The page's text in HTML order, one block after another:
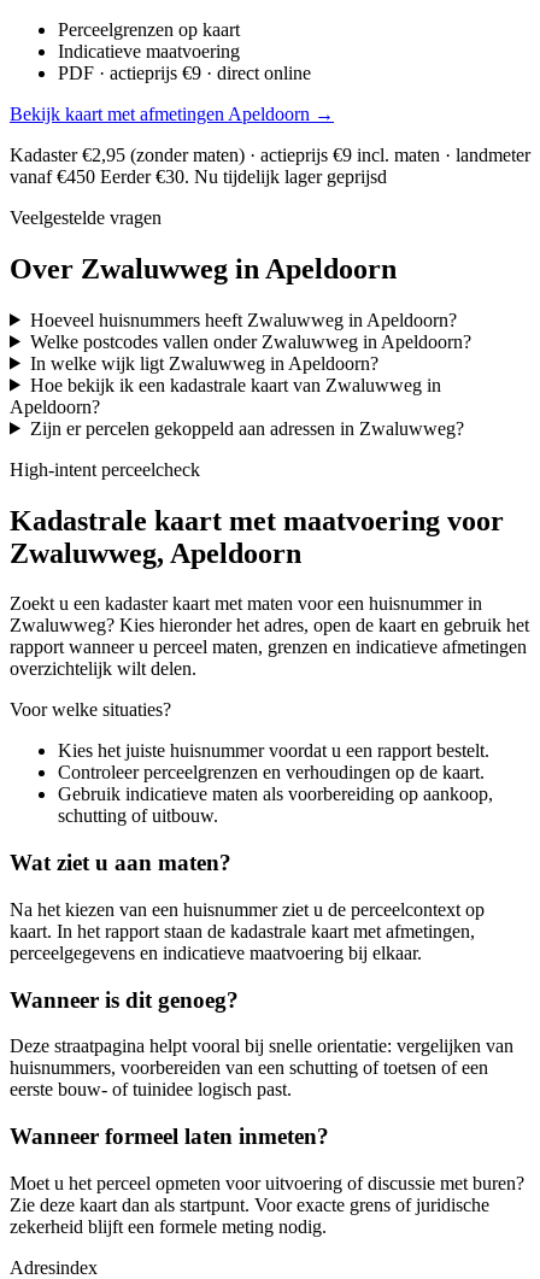
Perceelgrenzen op kaart
Indicatieve maatvoering
PDF · actieprijs €9 · direct online
Bekijk kaart met afmetingen Apeldoorn →
Kadaster €2,95 (zonder maten) · actieprijs €9 incl. maten · landmeter
vanaf €450 Eerder €30. Nu tijdelijk lager geprijsd
Veelgestelde vragen
Over Zwaluwweg in Apeldoorn
Hoeveel huisnummers heeft Zwaluwweg in Apeldoorn?
Welke postcodes vallen onder Zwaluwweg in Apeldoorn?
In welke wijk ligt Zwaluwweg in Apeldoorn?
Hoe bekijk ik een kadastrale kaart van Zwaluwweg in
Apeldoorn?
Zijn er percelen gekoppeld aan adressen in Zwaluwweg?
High-intent perceelcheck
Kadastrale kaart met maatvoering voor
Zwaluwweg, Apeldoorn
Zoekt u een kadaster kaart met maten voor een huisnummer in
Zwaluwweg? Kies hieronder het adres, open de kaart en gebruik het
rapport wanneer u perceel maten, grenzen en indicatieve afmetingen
overzichtelijk wilt delen.
Voor welke situaties?
Kies het juiste huisnummer voordat u een rapport bestelt.
Controleer perceelgrenzen en verhoudingen op de kaart.
Gebruik indicatieve maten als voorbereiding op aankoop,
schutting of uitbouw.
Wat ziet u aan maten?
Na het kiezen van een huisnummer ziet u de perceelcontext op
kaart. In het rapport staan de kadastrale kaart met afmetingen,
perceelgegevens en indicatieve maatvoering bij elkaar.
Wanneer is dit genoeg?
Deze straatpagina helpt vooral bij snelle orientatie: vergelijken van
huisnummers, voorbereiden van een schutting of toetsen of een
eerste bouw- of tuinidee logisch past.
Wanneer formeel laten inmeten?
Moet u het perceel opmeten voor uitvoering of discussie met buren?
Zie deze kaart dan als startpunt. Voor exacte grens of juridische
zekerheid blijft een formele meting nodig.
Adresindex